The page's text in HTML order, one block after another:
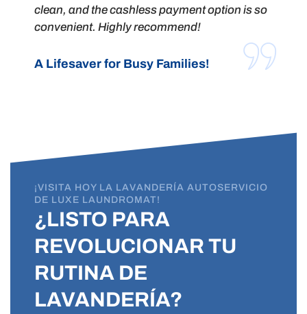
clean, and the cashless payment option is so
convenient. Highly recommend!
A Lifesaver for Busy Families!
¡VISITA HOY LA LAVANDERÍA AUTOSERVICIO
DE LUXE LAUNDROMAT!
¿LISTO PARA
REVOLUCIONAR TU
RUTINA DE
LAVANDERÍA?